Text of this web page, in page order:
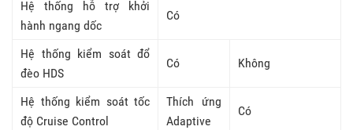
Hệ thống hỗ trợ khởi
hành ngang dốc
Có
Hệ thống kiểm soát đổ
đèo HDS
Có Không
Hệ thống kiểm soát tốc
độ Cruise Control
Thích ứng
Adaptive
Có